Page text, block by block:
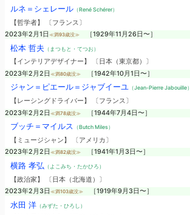
ルネ＝シェレール（René Schérer）
【哲学者】 〔フランス〕
2023年2月1日 ≪満93歳没≫ ［1929年11月26日〜］
松本 哲夫 （まつもと・てつお）
【インテリアデザイナー】 〔日本（東京都）〕
2023年2月2日 ≪満80歳没≫ ［1942年10月1日〜］
ジャン＝ピエール＝ジャブイーユ（Jean-Pierre Jabouille）
【レーシングドライバー】 〔フランス〕
2023年2月2日 ≪満78歳没≫ ［1944年7月4日〜］
ブッチ＝マイルス （Butch Miles）
【ミュージシャン】 〔アメリカ〕
2023年2月2日 ≪満82歳没≫ ［1941年1月3日〜］
横路 孝弘 （よこみち・たかひろ）
【政治家】 〔日本（北海道）〕
2023年2月3日 ≪満103歳没≫ ［1919年9月3日〜］
水田 洋（みずた・ひろし）